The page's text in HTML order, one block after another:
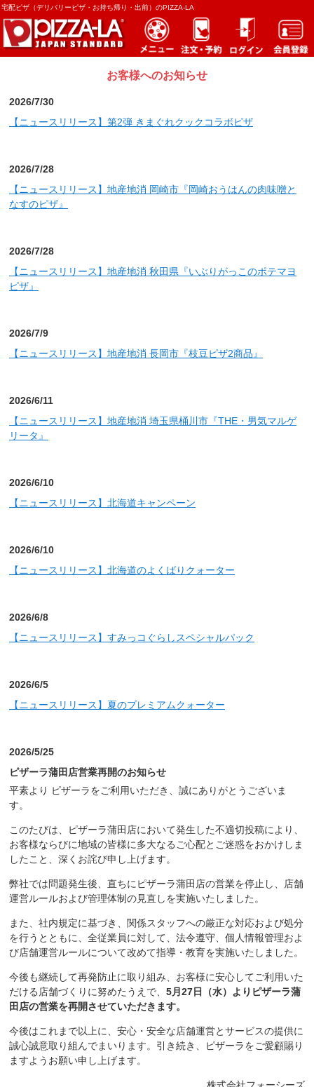
宅配ピザ（デリバリーピザ・お持ち帰り・出前）のPIZZA-LA
お客様へのお知らせ
2026/7/30
【ニュースリリース】第2弾 きまぐれクックコラボピザ
2026/7/28
【ニュースリリース】地産地消 岡崎市『岡崎おうはんの肉味噌と
なすのピザ』
2026/7/28
【ニュースリリース】地産地消 秋田県『いぶりがっこのポテマヨ
ピザ』
2026/7/9
【ニュースリリース】地産地消 長岡市『枝豆ピザ2商品』
2026/6/11
【ニュースリリース】地産地消 埼玉県桶川市『THE・男気マルゲ
リータ』
2026/6/10
【ニュースリリース】北海道キャンペーン
2026/6/10
【ニュースリリース】北海道のよくばりクォーター
2026/6/8
【ニュースリリース】すみっコぐらしスペシャルパック
2026/6/5
【ニュースリリース】夏のプレミアムクォーター
2026/5/25
ピザーラ蒲田店営業再開のお知らせ
平素より ピザーラをご利用いただき、誠にありがとうございま
す。
このたびは、ピザーラ蒲田店において発生した不適切投稿により、
お客様ならびに地域の皆様に多大なるご心配とご迷惑をおかけしま
したこと、深くお詫び申し上げます。
弊社では問題発生後、直ちにピザーラ蒲田店の営業を停止し、店舗
運営ルールおよび管理体制の見直しを実施いたしました。
また、社内規定に基づき、関係スタッフへの厳正な対応および処分
を行うとともに、全従業員に対して、法令遵守、個人情報管理およ
び店舗運営ルールについて改めて指導・教育を実施いたしました。
今後も継続して再発防止に取り組み、お客様に安心してご利用いた
だける店舗づくりに努めたうえで、 5月27日（水）よりピザーラ蒲
田店の営業を再開させていただきます。
今後はこれまで以上に、安心・安全な店舗運営とサービスの提供に
誠心誠意取り組んでまいります。引き続き、ピザーラをご愛顧賜り
ますようお願い申し上げます。
株式会社フォーシーズ